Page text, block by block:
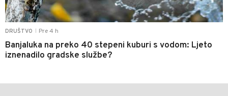
DRUŠTVO Pre 4 h
Banjaluka na preko 40 stepeni kuburi s vodom: Ljeto
iznenadilo gradske službe?